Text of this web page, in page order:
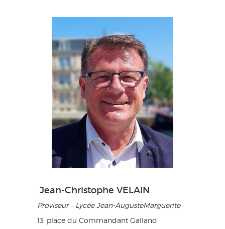
Jean-Christophe VELAIN
Proviseur – Lycée Jean-AugusteMarguerite
13, place du Commandant Galland